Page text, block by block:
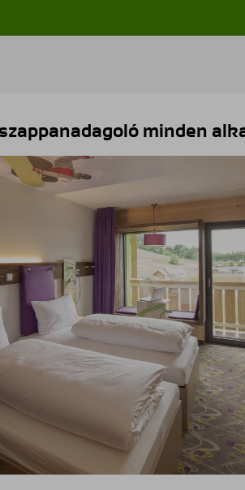
minden